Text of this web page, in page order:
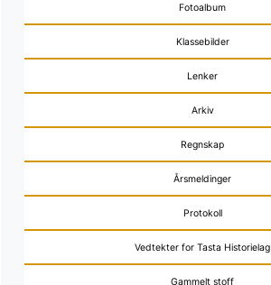
Fotoalbum
Klassebilder
Lenker
Arkiv
Regnskap
Årsmeldinger
Protokoll
Vedtekter for Tasta Historielag
Gammelt stoff